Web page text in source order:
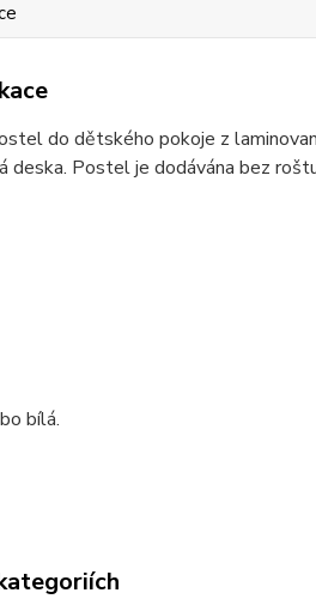
do dětského pokoje z
deska. Postel je dodávána bez
bílá.